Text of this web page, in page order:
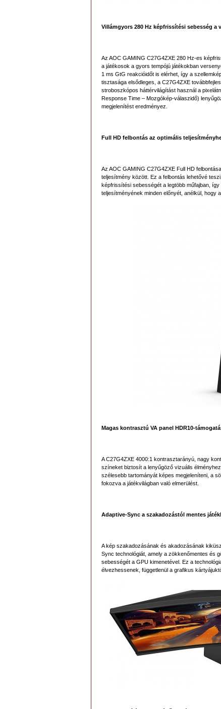
Villámgyors 280 Hz képfrissítési sebesség a
Az AOC GAMING C27G4ZXE 280 Hz-es
a játékosok a gyors tempójú játékokban
1 ms GtG reakcióidőt is elérhet, így a
tisztasága elsődleges, a C27G4ZXE
stroboszkópos háttérvilágítást használ a
Response Time – Mozgókép-válaszidő)
megjelenítést eredményez.
Full HD felbontás az optimális
Az AOC GAMING C27G4ZXE Full HD
teljesítmény között. Ez a felbontás lehetővé
képfrissítési sebességét a legtöbb műfajban,
teljesítményének minden előnyét, anélkül, hogy
Magas kontrasztú VA panel HDR10-
A C27G4ZXE 4000:1 kontrasztarányú, nagy
színeket biztosít a lenyűgöző vizuális
szélesebb tartományát képes megjeleníteni, a
fokozva a játékvilágban való elmerülést.
Adaptive-Sync a szakadozástól mentes
A kép szakadozásának és akadozásának
Sync technológiát, amely a zökkenőmentes és
sebességét a GPU kimenetével. Ez a
élvezhessenek, függetlenül a grafikus